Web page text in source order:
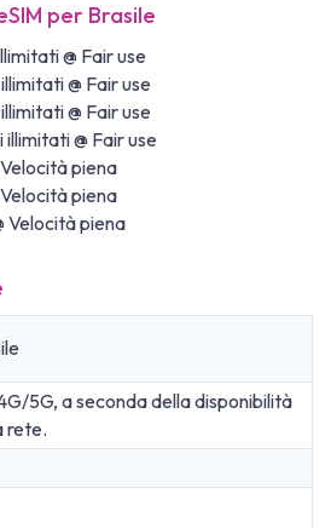
per Brasile
@ Fair use
@ Fair use
@ Fair use
illimitati @ Fair use
piena
piena
Velocità piena
5G, a seconda della disponibilità
rete.